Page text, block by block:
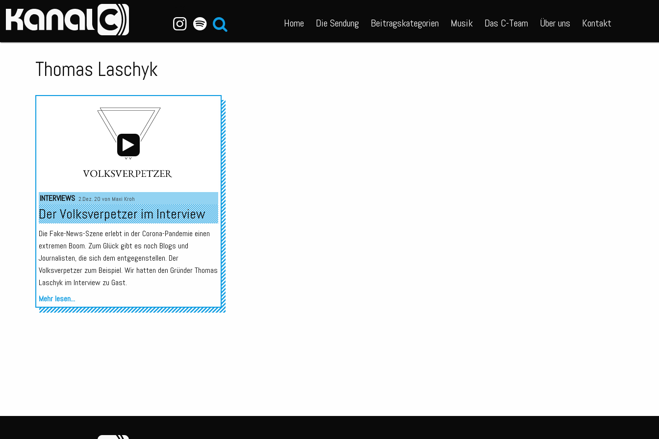
Home Die Sendung Beitragskategorien Musik Das C-Team Über uns Kontakt
Thomas Laschyk
Audio-
Player
INTERVIEWS 2.Dez. 20 von Maxi Kroh
Der Volksverpetzer im Interview
Die Fake-News-Szene erlebt in der Corona-Pandemie einen
extremen Boom. Zum Glück gibt es noch Blogs und
Journalisten, die sich dem entgegenstellen. Der
Volksverpetzer zum Beispiel. Wir hatten den Gründer Thomas
Laschyk im Interview zu Gast.
Mehr lesen...